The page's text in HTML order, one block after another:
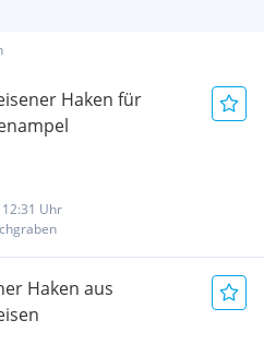
Haken für
Uhr
Haken aus